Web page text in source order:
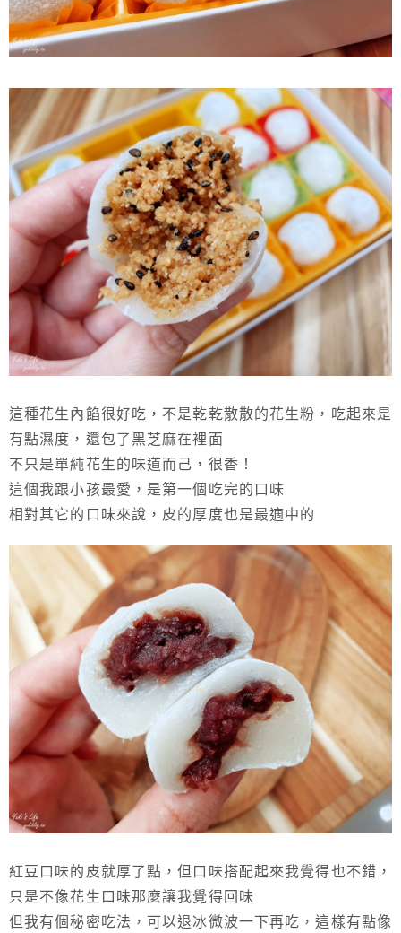
這種花生內餡很好吃，不是乾乾散散的花生粉，吃起來是
有點濕度，還包了黑芝麻在裡面
不只是單純花生的味道而己，很香！
這個我跟小孩最愛，是第一個吃完的口味
相對其它的口味來說，皮的厚度也是最適中的
紅豆口味的皮就厚了點，但口味搭配起來我覺得也不錯，
只是不像花生口味那麼讓我覺得回味
但我有個秘密吃法，可以退冰微波一下再吃，這樣有點像